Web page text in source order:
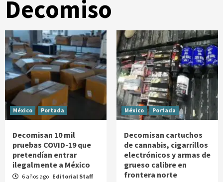
Decomiso
México Portada
Decomisan 10 mil
pruebas COVID-19 que
pretendían entrar
ilegalmente a México
6 años ago Editorial Staff
México Portada
Decomisan cartuchos
de cannabis, cigarrillos
electrónicos y armas de
grueso calibre en
frontera norte